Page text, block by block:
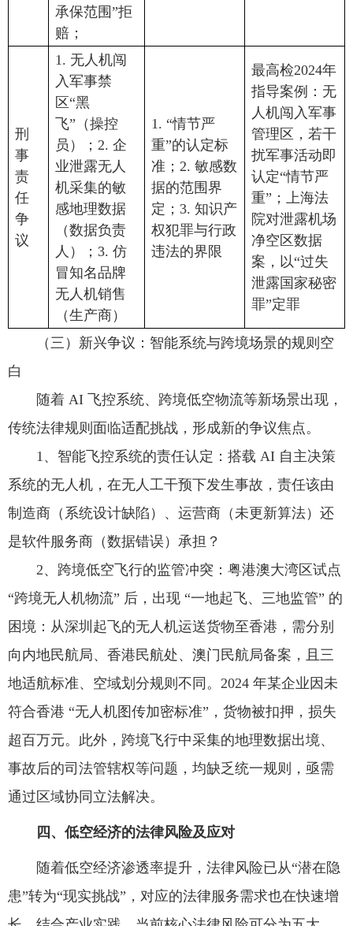
承保范围”拒
赔；
刑
事
责
任
争
议
1. 无人机闯
入军事禁
区“黑
飞”（操控
员）；2. 企
业泄露无人
机采集的敏
感地理数据
（数据负责
人）；3. 仿
冒知名品牌
无人机销售
（生产商）
1. “情节严
重”的认定标
准；2. 敏感数
据的范围界
定；3. 知识产
权犯罪与行政
违法的界限
最高检2024年
指导案例：无
人机闯入军事
管理区，若干
扰军事活动即
认定“情节严
重”；上海法
院对泄露机场
净空区数据
案，以“过失
泄露国家秘密
罪”定罪
（三）新兴争议：智能系统与跨境场景的规则空
白
随着 AI 飞控系统、跨境低空物流等新场景出现，
传统法律规则面临适配挑战，形成新的争议焦点。
1、智能飞控系统的责任认定：搭载 AI 自主决策
系统的无人机，在无人工干预下发生事故，责任该由
制造商（系统设计缺陷）、运营商（未更新算法）还
是软件服务商（数据错误）承担？
2、跨境低空飞行的监管冲突：粤港澳大湾区试点
“跨境无人机物流” 后，出现 “一地起飞、三地监管” 的
困境：从深圳起飞的无人机运送货物至香港，需分别
向内地民航局、香港民航处、澳门民航局备案，且三
地适航标准、空域划分规则不同。2024 年某企业因未
符合香港 “无人机图传加密标准”，货物被扣押，损失
超百万元。此外，跨境飞行中采集的地理数据出境、
事故后的司法管辖权等问题，均缺乏统一规则，亟需
通过区域协同立法解决。
四、低空经济的法律风险及应对
随着低空经济渗透率提升，法律风险已从“潜在隐
患”转为“现实挑战”，对应的法律服务需求也在快速增